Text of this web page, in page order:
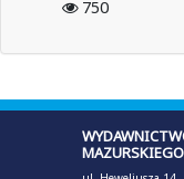
750